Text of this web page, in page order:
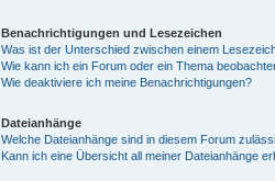
Benachrichtigungen und Lesezeichen
Was ist der Unterschied zwischen einem
Wie kann ich ein Forum oder ein Thema
Wie deaktiviere ich meine Benachrichtigungen?
Dateianhänge
Welche Dateianhänge sind in diesem Forum
Kann ich eine Übersicht all meiner Dateianhänge